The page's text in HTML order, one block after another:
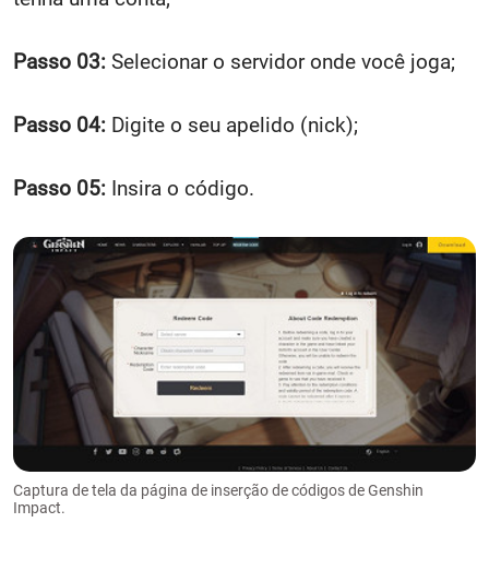
Passo 03: Selecionar o servidor onde você joga;
Passo 04: Digite o seu apelido (nick);
Passo 05: Insira o código.
Captura de tela da página de inserção de códigos de Genshin
Impact.